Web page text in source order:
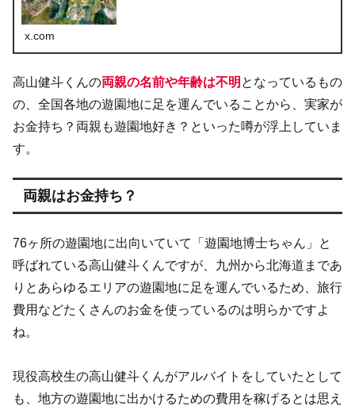
x.com
高山健斗くんの両親の名前や年齢は不明 となっているもの
の、全国各地の遊園地に足を運んでいることから、実家が
お金持ち？両親も遊園地好き？といった噂が浮上していま
す。
両親はお金持ち？
76ヶ所の遊園地に出向いていて「遊園地博士ちゃん」と
呼ばれている高山健斗くんですが、九州から北海道まであ
りとあらゆるエリアの遊園地に足を運んでいるため、旅行
費用などたくさんのお金を使っているのは明らかですよ
ね。
現役高校生の高山健斗くんがアルバイトをしていたとして
も、地方の遊園地に出かけるための費用を稼げるとは思え